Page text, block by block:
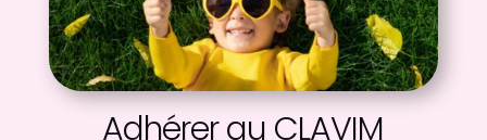
Adhérer au CLAVIM